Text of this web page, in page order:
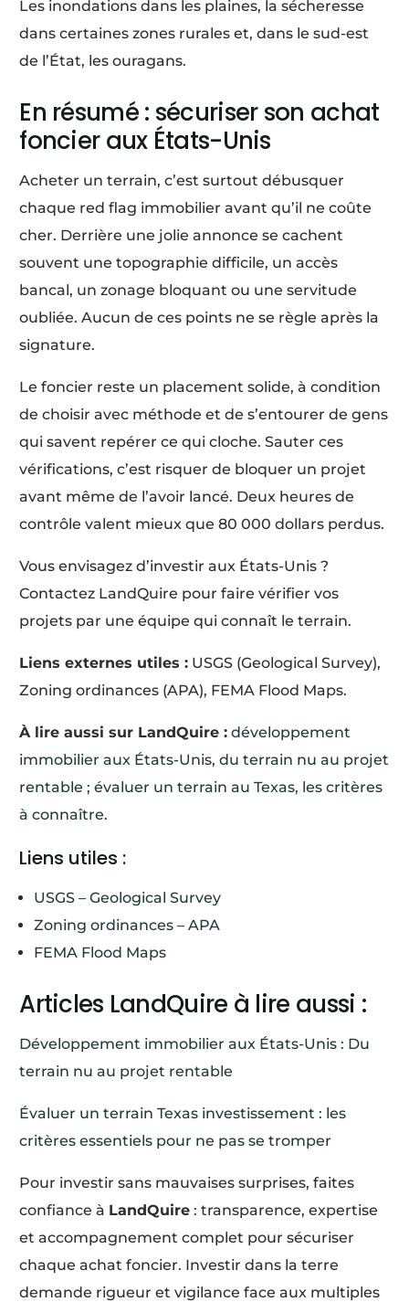
Les inondations dans les plaines, la sécheresse
dans certaines zones rurales et, dans le sud-est
de l’État, les ouragans.
En résumé : sécuriser son achat
foncier aux États-Unis
Acheter un terrain, c’est surtout débusquer
chaque red flag immobilier avant qu’il ne coûte
cher. Derrière une jolie annonce se cachent
souvent une topographie difficile, un accès
bancal, un zonage bloquant ou une servitude
oubliée. Aucun de ces points ne se règle après la
signature.
Le foncier reste un placement solide, à condition
de choisir avec méthode et de s’entourer de gens
qui savent repérer ce qui cloche. Sauter ces
vérifications, c’est risquer de bloquer un projet
avant même de l’avoir lancé. Deux heures de
contrôle valent mieux que 80 000 dollars perdus.
Vous envisagez d’investir aux États-Unis ?
Contactez LandQuire pour faire vérifier vos
projets par une équipe qui connaît le terrain.
Liens externes utiles : USGS (Geological Survey),
Zoning ordinances (APA), FEMA Flood Maps.
À lire aussi sur LandQuire : développement
immobilier aux États-Unis, du terrain nu au projet
rentable ;évaluer un terrain au Texas, les critères
à connaître.
Liens utiles :
USGS – Geological Survey
Zoning ordinances – APA
FEMA Flood Maps
Articles LandQuire à lire aussi :
Développement immobilier aux États-Unis : Du
terrain nu au projet rentable
Évaluer un terrain Texas investissement : les
critères essentiels pour ne pas se tromper
Pour investir sans mauvaises surprises, faites
confiance à LandQuire : transparence, expertise
et accompagnement complet pour sécuriser
chaque achat foncier. Investir dans la terre
demande rigueur et vigilance face aux multiples